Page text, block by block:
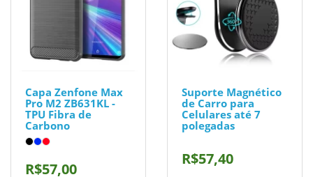
Capa Zenfone Max
Pro M2 ZB631KL -
TPU Fibra de
Carbono
R$57,00
Suporte Magnético
de Carro para
Celulares até 7
polegadas
R$57,40